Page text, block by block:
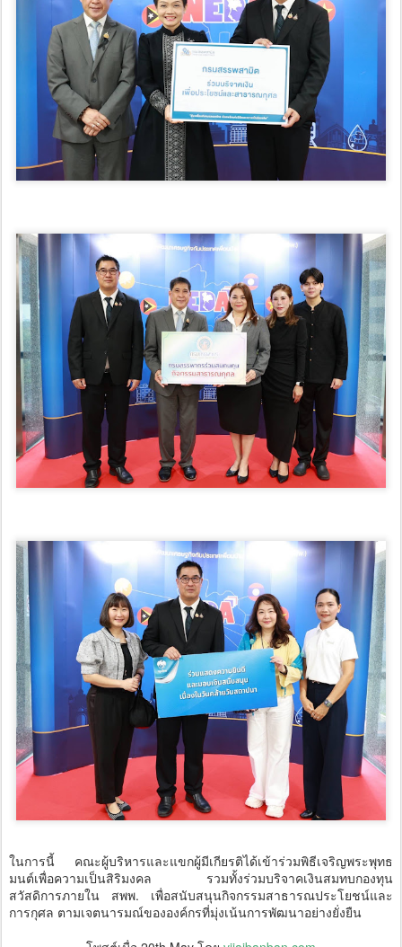
ในการนี้ คณะผู้บริหารและแขกผู้มีเกียรติได้เข้าร่วมพิธีเจริญพระพุทธ
มนต์เพื่อความเป็นสิริมงคล รวมทั้งร่วมบริจาคเงินสมทบกองทุน
สวัสดิการภายใน สพพ. เพื่อสนับสนุนกิจกรรมสาธารณประโยชน์และ
การกุศล ตามเจตนารมณ์ขององค์กรที่มุ่งเน้นการพัฒนาอย่างยั่งยืน